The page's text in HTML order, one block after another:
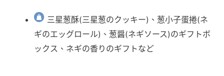
三星葱酥(三星葱のクッキー)、葱小子蛋捲(ネ
ギのエッグロール)、葱醤(ネギソース)のギフトボ
ックス、ネギの香りのギフトなど